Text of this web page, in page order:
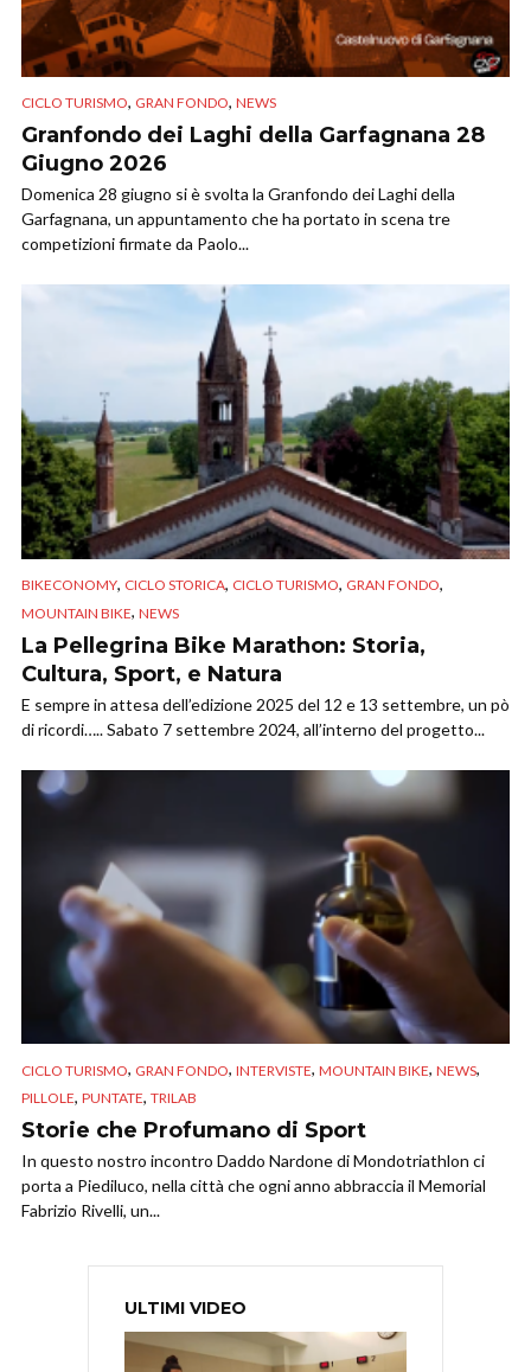
CICLO TURISMO, GRAN FONDO, NEWS
Granfondo dei Laghi della Garfagnana 28
Giugno 2026
Domenica 28 giugno si è svolta la Granfondo dei Laghi della
Garfagnana, un appuntamento che ha portato in scena tre
competizioni firmate da Paolo...
BIKECONOMY, CICLO STORICA, CICLO TURISMO, GRAN FONDO,
MOUNTAIN BIKE, NEWS
La Pellegrina Bike Marathon: Storia,
Cultura, Sport, e Natura
E sempre in attesa dell’edizione 2025 del 12 e 13 settembre, un pò
di ricordi….. Sabato 7 settembre 2024, all’interno del progetto...
CICLO TURISMO, GRAN FONDO, INTERVISTE, MOUNTAIN BIKE, NEWS,
PILLOLE, PUNTATE, TRILAB
Storie che Profumano di Sport
In questo nostro incontro Daddo Nardone di Mondotriathlon ci
porta a Piediluco, nella città che ogni anno abbraccia il Memorial
Fabrizio Rivelli, un...
ULTIMI VIDEO